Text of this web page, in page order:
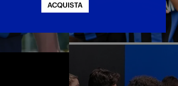
ACQUISTA